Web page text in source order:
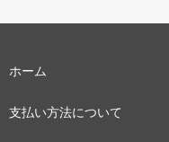
ホーム
支払い方法について